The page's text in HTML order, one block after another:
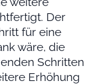
Der
für eine
wäre, die
Schritten
Erhöhung